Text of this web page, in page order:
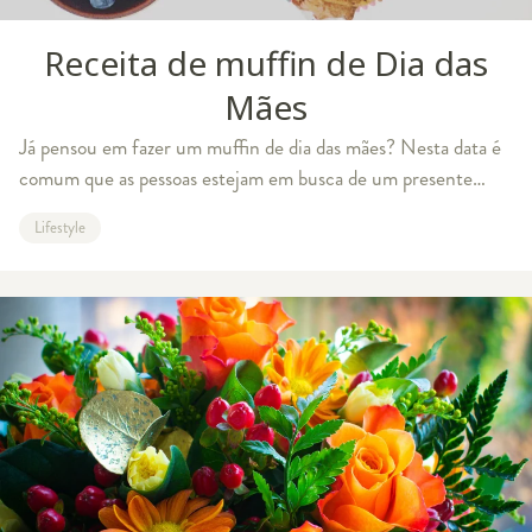
Receita de muffin de Dia das
Mães
Já pensou em fazer um muffin de dia das mães? Nesta data é
comum que as pessoas estejam em busca de um presente
do seu tempo para fazer algo
Lifestyle